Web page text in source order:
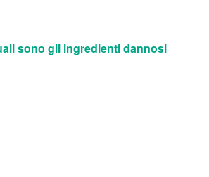
sono gli ingredienti dannosi